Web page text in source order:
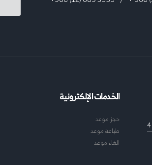
الخدمات الإلكترونية
حجز موعد
طباعة موعد
الغاء موعد